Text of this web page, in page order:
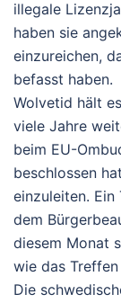
illegale
haben sie
einzureichen,
befasst haben.
Wolvetid hält
viele Jahre
beim EU-
beschlossen
einzuleiten. Ein
dem
diesem Monat
wie das
Die